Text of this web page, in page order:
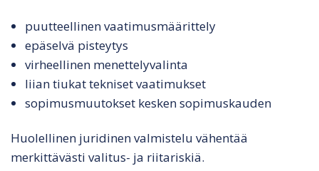
puutteellinen vaatimusmäärittely
epäselvä pisteytys
virheellinen menettelyvalinta
liian tiukat tekniset vaatimukset
sopimusmuutokset kesken sopimuskauden
Huolellinen juridinen valmistelu vähentää
merkittävästi valitus- ja riitariskiä.